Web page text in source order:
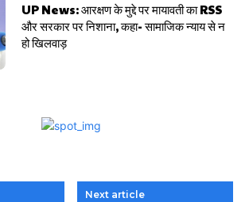
UP News: आरक्षण के मुद्दे पर मायावती का RSS
और सरकार पर निशाना, कहा- सामाजिक न्याय से न
हो खिलवाड़
Next article